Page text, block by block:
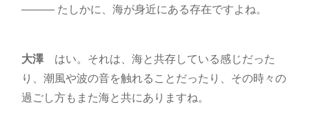
――― たしかに、海が身近にある存在ですよね。
大澤 はい。それは、海と共存している感じだった
り、潮風や波の音を触れることだったり、その時々の
過ごし方もまた海と共にありますね。